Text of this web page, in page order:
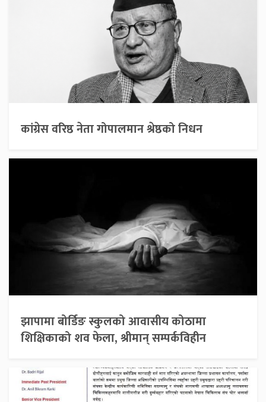
कांग्रेस वरिष्ठ नेता गोपालमान श्रेष्ठको निधन
झापामा बोर्डिङ स्कुलको आवासीय कोठामा
शिक्षिकाको शव फेला, श्रीमान् सम्पर्कविहीन